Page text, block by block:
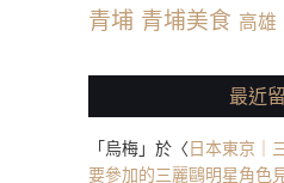
青埔 青埔美食 高雄
最近
「烏梅」於〈日本東京｜
要參加的三麗鷗明星角色